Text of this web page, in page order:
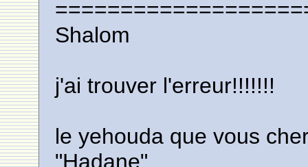
Shalom
j'ai trouver l'erreur!!!!!!!
le yehouda que vous
"Hadane"